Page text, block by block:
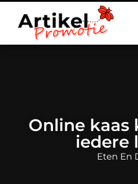
Online kaas
iedere
Eten En